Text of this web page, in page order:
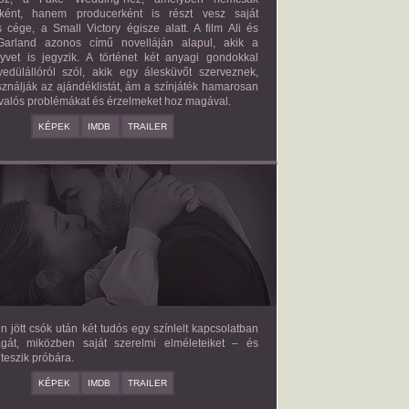
hanem producerként is részt vesz saját
cége, a Small Victory égisze alatt. A film Ali és
azonos című novelláján alapul, akik a
is jegyzik. A történet két anyagi gondokkal
szól, akik egy álesküvőt szerveznek,
az ajándéklistát, ám a színjáték hamarosan
problémákat és érzelmeket hoz magával.
KÉPEK IMDB TRAILER
LOVE HYPOTHESIS
2026/09/23
OLIVE SMITH
jött csók után két tudós egy színlelt kapcsolatban
miközben saját szerelmi elméleteiket – és
próbára.
KÉPEK IMDB TRAILER